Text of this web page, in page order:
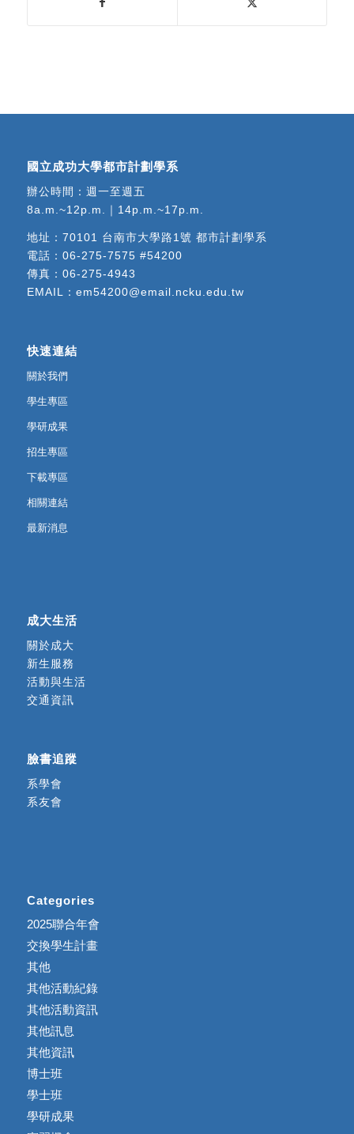
國立成功大學都市計劃學系
辦公時間：週一至週五
8a.m.~12p.m.｜14p.m.~17p.m.
地址： 70101 台南市大學路1號 都市計劃學系
電話： 06-275-7575 #54200
傳真：06-275-4943
EMAIL： em54200@email.ncku.edu.tw
快速連結
關於我們
學生專區
學研成果
招生專區
下載專區
相關連結
最新消息
成大生活
關於成大
新生服務
活動與生活
交通資訊
臉書追蹤
系學會
系友會
Categories
2025聯合年會
交換學生計畫
其他
其他活動紀錄
其他活動資訊
其他訊息
其他資訊
博士班
學士班
學研成果